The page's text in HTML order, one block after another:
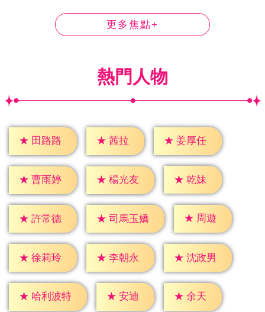
更多焦點+
熱門人物
★ 田路路 ★ 茜拉 ★ 姜厚任
★ 曹雨婷 ★ 楊光友 ★ 乾妹
★ 許常德 ★ 司馬玉嬌 ★ 周遊
★ 徐莉玲 ★ 李朝永 ★ 沈政男
★ 哈利波特 ★ 安迪 ★ 余天